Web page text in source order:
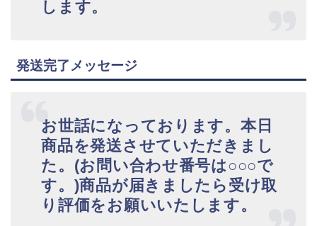
します。
発送完了メッセージ
お世話になっております。本日
商品を発送させていただきまし
た。(お問い合わせ番号は○○○で
す。)商品が届きましたら受け取
り評価をお願いいたします。